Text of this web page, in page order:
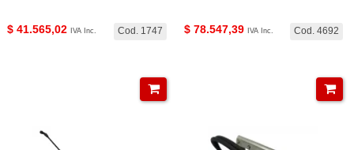
Cod. 1747
$ 41.565,02 IVA Inc. Cod. 4692
$ 78.547,39 IVA Inc.